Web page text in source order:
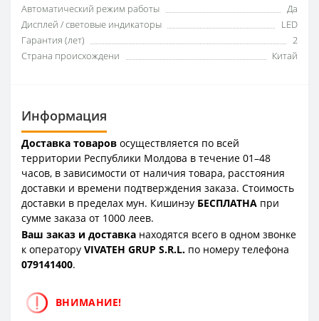
Автоматический режим работы
Да
Дисплей / световые индикаторы
LED
Гарантия (лет)
2
Страна происхождени
Китай
Информация
Доставка товаров осуществляется по всей
территории Республики Молдова в течение 01–48
часов, в зависимости от наличия товара, расстояния
доставки и времени подтверждения заказа. Стоимость
доставки в пределах мун. Кишинэу БЕСПЛАТНА при
сумме заказа от 1000 леев.
Ваш заказ и доставка находятся всего в одном звонке
к оператору VIVATEH GRUP S.R.L. по номеру телефона
079141400.
ВНИМАНИЕ!